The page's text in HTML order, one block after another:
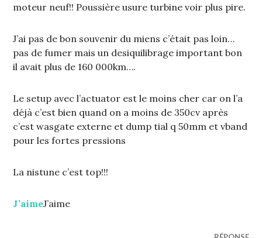
moteur neuf!! Poussière usure turbine voir plus pire.
J’ai pas de bon souvenir du miens c’était pas loin…
pas de fumer mais un desiquilibrage important bon
il avait plus de 160 000km….
Le setup avec l’actuator est le moins cher car on l’a
déjà c’est bien quand on a moins de 350cv après
c’est wasgate externe et dump tial q 50mm et vband
pour les fortes pressions
La nistune c’est top!!!
J’aimeJ’aime